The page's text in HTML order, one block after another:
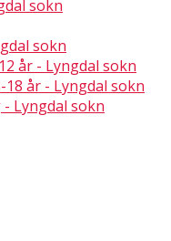
sokn
sokn
år - Lyngdal sokn
år - Lyngdal sokn
Lyngdal sokn